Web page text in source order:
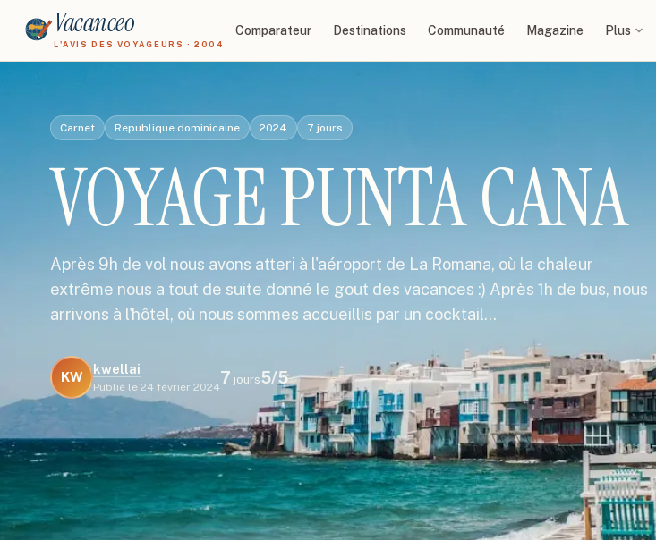
Vacanceo
L'AVIS DES VOYAGEURS · 2004
Comparateur Destinations Communauté Magazine Plus
Carnet Republique dominicaine 2024 7 jours
VOYAGE PUNTA CANA
Après 9h de vol nous avons atteri à l'aéroport de La Romana, où la chaleur
extrême nous a tout de suite donné le gout des vacances :) Après 1h de bus, nous
arrivons à l'hôtel, où nous sommes accueillis par un cocktail…
KW
kwellai
Publié le 24 février 2024
7 jours5/5